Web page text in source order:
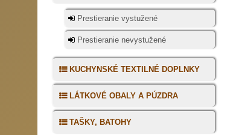
Prestieranie vystužené
Prestieranie nevystužené
KUCHYNSKÉ TEXTILNÉ DOPLNKY
LÁTKOVÉ OBALY A PÚZDRA
TAŠKY, BATOHY